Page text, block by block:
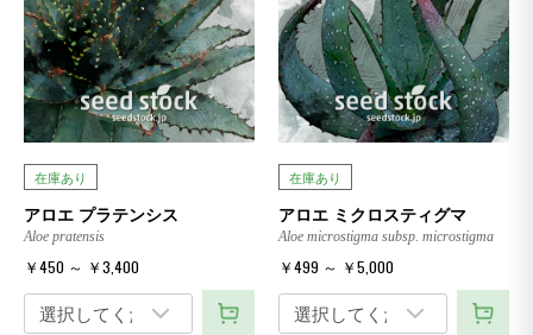
在庫あり
アロエ プラテンシス
Aloe pratensis
￥450 ～ ￥3,400
在庫あり
アロエ ミクロスティグマ
Aloe microstigma subsp. microstigma
￥499 ～ ￥5,000